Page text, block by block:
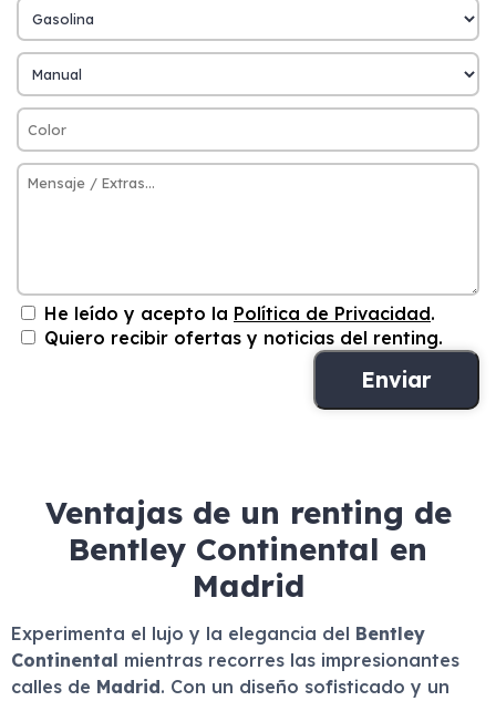
He leído y acepto la Política de Privacidad.
Quiero recibir ofertas y noticias del renting.
Ventajas de un renting de
Bentley Continental en
Madrid
Experimenta el lujo y la elegancia del Bentley
Continental mientras recorres las impresionantes
calles de Madrid. Con un diseño sofisticado y un